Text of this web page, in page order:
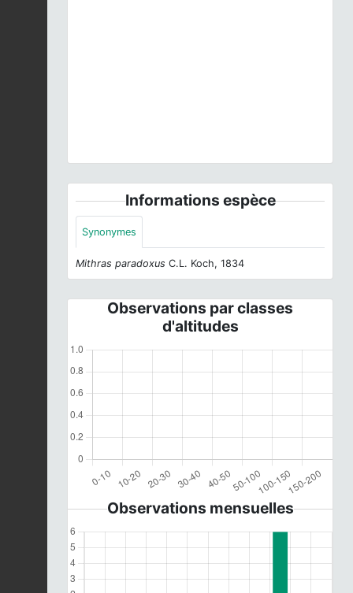
Informations espèce
Synonymes
Mithras paradoxus C.L. Koch, 1834
Observations par classes
d'altitudes
Observations mensuelles